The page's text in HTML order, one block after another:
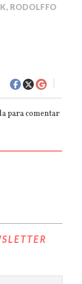
, RODOLFFO
para comentar